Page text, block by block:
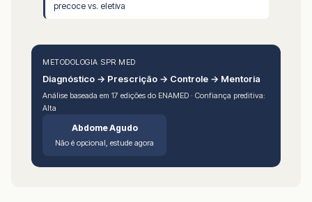
precoce vs. eletiva
METODOLOGIA SPR MED
Diagnóstico → Prescrição → Controle → Mentoria
Análise baseada em 17 edições do ENAMED · Confiança preditiva:
Alta
Abdome Agudo
Não é opcional, estude agora